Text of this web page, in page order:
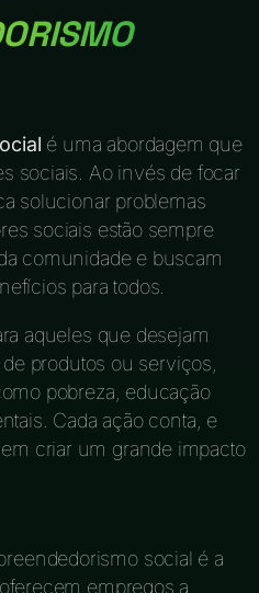
é uma abordagem que
sociais. Ao invés de focar
solucionar problemas
sociais estão sempre
comunidade e buscam
para todos.
aqueles que desejam
produtos ou serviços,
pobreza, educação
Cada ação conta, e
criar um grande impacto
social é a
empregos a